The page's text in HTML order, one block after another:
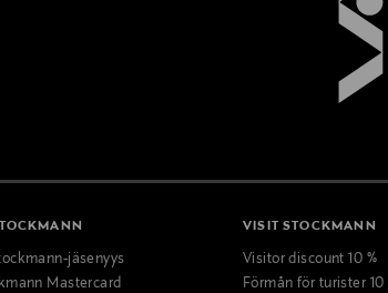
jäsenyys
Mastercard
VISIT STOCKMANN
Visitor discount 10 %
Förmån för turister 10